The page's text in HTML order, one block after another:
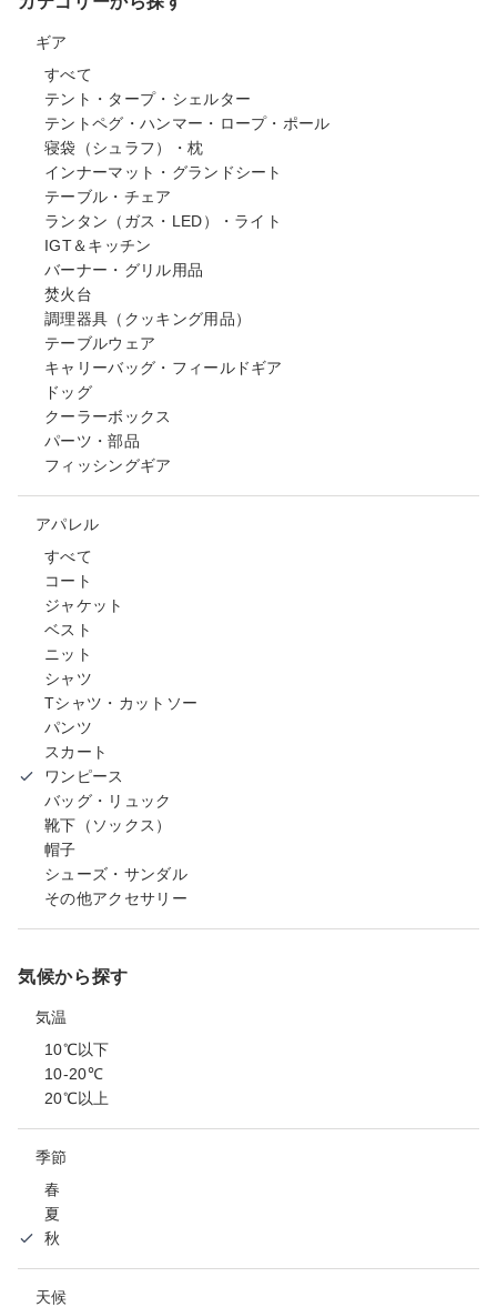
ギア
すべて
テント・タープ・シェルター
テントペグ・ハンマー・ロープ・ポール
寝袋（シュラフ）・枕
インナーマット・グランドシート
テーブル・チェア
ランタン（ガス・LED）・ライト
IGT＆キッチン
バーナー・グリル用品
焚火台
調理器具（クッキング用品）
テーブルウェア
キャリーバッグ・フィールドギア
ドッグ
クーラーボックス
パーツ・部品
フィッシングギア
アパレル
すべて
コート
ジャケット
ベスト
ニット
シャツ
Tシャツ・カットソー
パンツ
スカート
ワンピース
バッグ・リュック
靴下（ソックス）
帽子
シューズ・サンダル
その他アクセサリー
気候から探す
気温
10℃以下
10-20℃
20℃以上
季節
春
夏
秋
天候